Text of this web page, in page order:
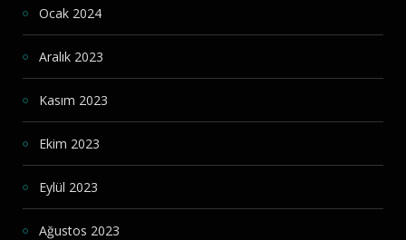
Ocak 2024
Aralık 2023
Kasım 2023
Ekim 2023
Eylül 2023
Ağustos 2023